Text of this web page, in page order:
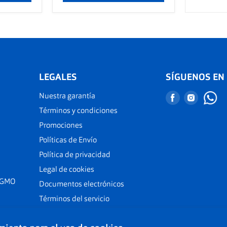
LEGALES
Nuestra garantía
Términos y condiciones
Promociones
Políticas de Envío
Política de privacidad
Legal de cookies
Documentos electrónicos
Términos del servicio
SÍGUENOS EN
Encuéntranos